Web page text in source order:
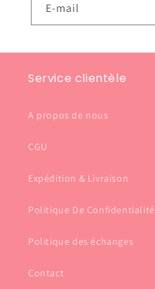
E-mail
Service clientèle
A propos de nous
CGU
Expédition & Livraison
Politique De Confidentialité
Politique des échanges
Contact